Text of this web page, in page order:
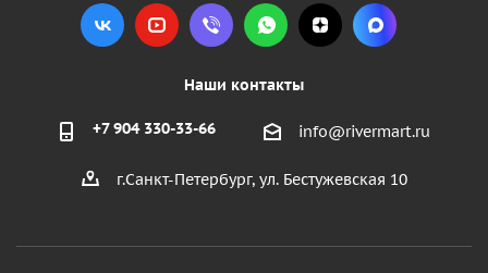
Наши контакты
+7 904 330-33-66 info@rivermart.ru
г.Санкт-Петербург, ул. Бестужевская 10